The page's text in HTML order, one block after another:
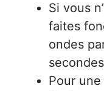
Si vous
faites
ondes
Pour